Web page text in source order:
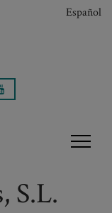
S.L.
Español